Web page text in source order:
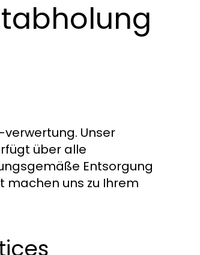
Unser
über alle
Entsorgung
machen uns zu Ihrem